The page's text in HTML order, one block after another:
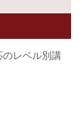
レベル別講